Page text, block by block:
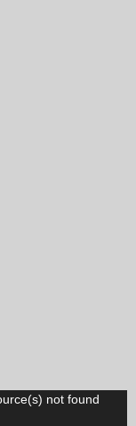
not found